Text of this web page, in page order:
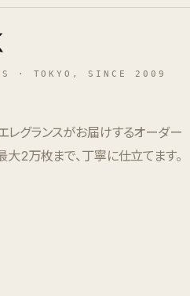
· TOKYO, SINCE 2009
グランスがお届けするオーダー
大2万枚まで、丁寧に仕立てます。